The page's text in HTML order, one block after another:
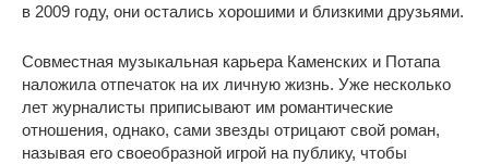
в 2009 году, они остались хорошими и близкими друзьями.
Совместная музыкальная карьера Каменских и Потапа
наложила отпечаток на их личную жизнь. Уже несколько
лет журналисты приписывают им романтические
отношения, однако, сами звезды отрицают свой роман,
называя его своеобразной игрой на публику, чтобы